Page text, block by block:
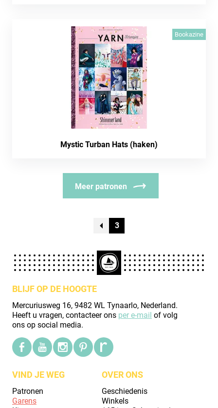
Bookazine
Mystic Turban Hats (haken)
Meer patronen
3
BLIJF OP DE HOOGTE
Mercuriusweg 16, 9482 WL Tynaarlo, Nederland.
Heeft u vragen, contacteer ons per e-mail of volg
ons op social media.
VIND JE WEG
Patronen
Garens
OVER ONS
Geschiedenis
Winkels